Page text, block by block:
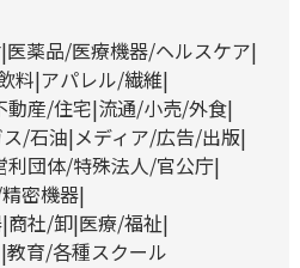
医薬品/医療機器/ヘルスケア
料 アパレル/繊維
動産/住宅 流通/小売/外食
/石油 メディア/広告/出版
利団体/特殊法人/官公庁
密機器
商社/卸 医療/福祉
教育/各種スクール